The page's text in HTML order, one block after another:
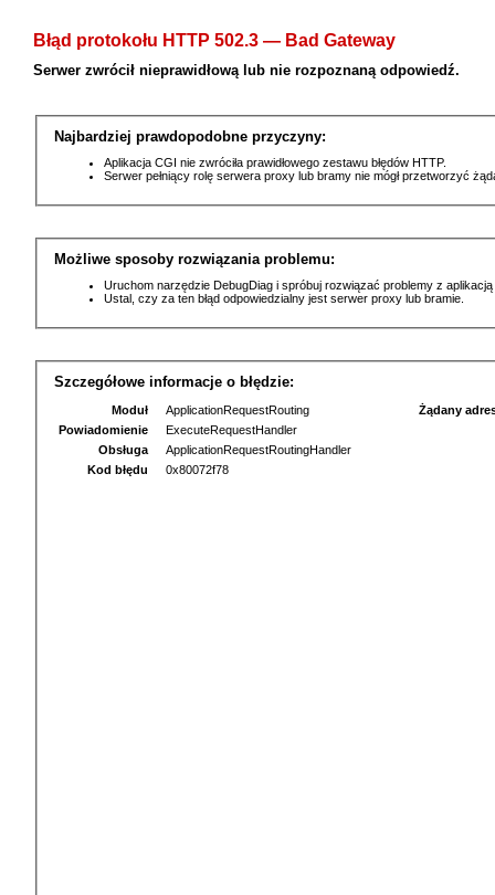
Błąd protokołu HTTP 502.3 — Bad Gateway
Serwer zwrócił nieprawidłową lub nie rozpoznaną odpowiedź.
Najbardziej prawdopodobne przyczyny:
Aplikacja CGI nie zwróciła prawidłowego zestawu błędów HTTP.
Serwer pełniący rolę serwera proxy lub bramy nie mógł przetworzyć
Możliwe sposoby rozwiązania problemu:
Uruchom narzędzie DebugDiag i spróbuj rozwiązać problemy z
Ustal, czy za ten błąd odpowiedzialny jest serwer proxy lub bramie.
Szczegółowe informacje o błędzie:
Moduł
ApplicationRequestRouting
Powiadomienie
ExecuteRequestHandler
Obsługa
ApplicationRequestRoutingHandler
Kod błędu
0x80072f78
Żądany